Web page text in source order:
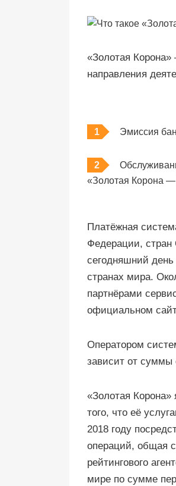
«Золотая
направления
Эмиссия
«Золотая Корона
Платёжная
Федерации, стран
сегодняшний день
странах мира.
партнёрами
официальном
Оператором
зависит от суммы
«Золотая
того, что её
2018 году
операций, общая
рейтингового
мире по сумме